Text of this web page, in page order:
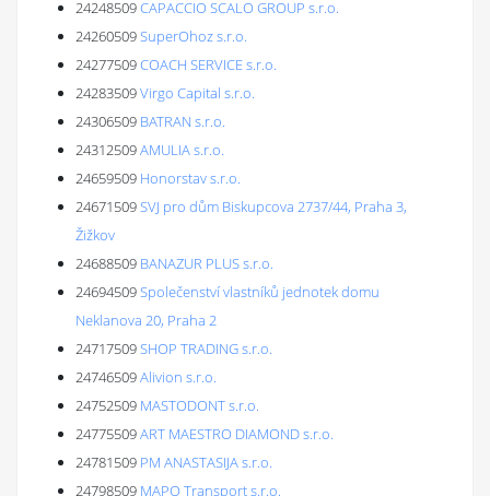
24248509CAPACCIO SCALO GROUP s.r.o.
24260509SuperOhoz s.r.o.
24277509COACH SERVICE s.r.o.
24283509Virgo Capital s.r.o.
24306509 BATRAN s.r.o.
24312509AMULIA s.r.o.
24659509 Honorstav s.r.o.
24671509SVJ pro dům Biskupcova 2737/44, Praha 3,
Žižkov
24688509 BANAZUR PLUS s.r.o.
24694509Společenství vlastníků jednotek domu
Neklanova 20, Praha 2
24717509SHOP TRADING s.r.o.
24746509Alivion s.r.o.
24752509 MASTODONT s.r.o.
24775509ART MAESTRO DIAMOND s.r.o.
24781509 PM ANASTASIJA s.r.o.
24798509 MAPO Transport s.r.o.